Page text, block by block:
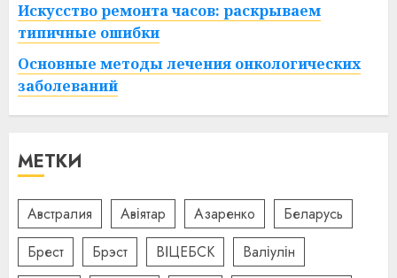
Искусство ремонта часов: раскрываем
типичные ошибки
Основные методы лечения онкологических
заболеваний
МЕТКИ
Австралия Авіятар Азаренко
Беларусь
Брест
Брэст ВІЦЕБСК
Валіулін